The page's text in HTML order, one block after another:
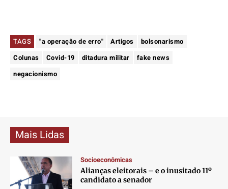
TAGS "a operação de erro" Artigos
bolsonarismo
Colunas
Covid-19 ditadura militar
fake news
negacionismo
Mais Lidas
Socioeconômicas
Alianças eleitorais – e o inusitado 11º
candidato a senador